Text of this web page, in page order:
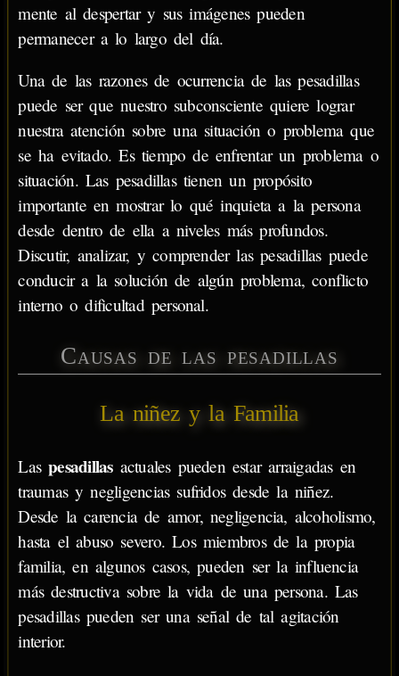
mente al despertar y sus imágenes pueden
permanecer a lo largo del día.
Una de las razones de ocurrencia de las pesadillas
puede ser que nuestro subconsciente quiere lograr
nuestra atención sobre una situación o problema que
se ha evitado. Es tiempo de enfrentar un problema o
situación. Las pesadillas tienen un propósito
importante en mostrar lo qué inquieta a la persona
desde dentro de ella a niveles más profundos.
Discutir, analizar, y comprender las pesadillas puede
conducir a la solución de algún problema, conflicto
interno o dificultad personal.
Causas de las pesadillas
La niñez y la Familia
Laspesadillasactuales pueden estar arraigadas en
traumas y negligencias sufridos desde la niñez.
Desde la carencia de amor, negligencia, alcoholismo,
hasta el abuso severo. Los miembros de la propia
familia, en algunos casos, pueden ser la influencia
más destructiva sobre la vida de una persona. Las
pesadillas pueden ser una señal de tal agitación
interior.